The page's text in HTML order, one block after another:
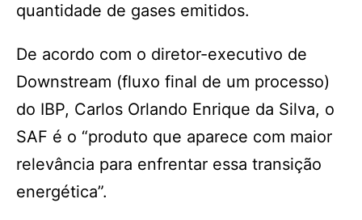
quantidade de gases emitidos.
De acordo com o diretor-executivo de
Downstream (fluxo final de um processo)
do IBP, Carlos Orlando Enrique da Silva, o
SAF é o “produto que aparece com maior
relevância para enfrentar essa transição
energética”.